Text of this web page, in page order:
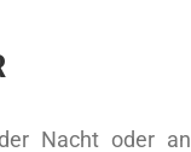
Nacht oder an